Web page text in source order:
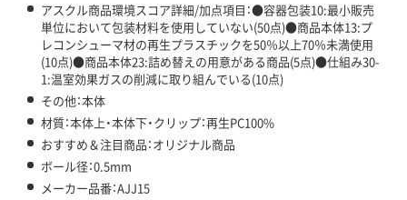
アスクル商品環境スコア詳細/加点項目：●容器包装10:最小販売
単位において包装材料を使用していない(50点)●商品本体13:プ
レコンシューマ材の再生プラスチックを50％以上70％未満使用
(10点)●商品本体23:詰め替えの用意がある商品(5点)●仕組み30-
1:温室効果ガスの削減に取り組んでいる(10点)
その他：本体
材質：本体上・本体下・クリップ：再生PC100%
おすすめ＆注目商品：オリジナル商品
ボール径：0.5mm
メーカー品番：AJJ15